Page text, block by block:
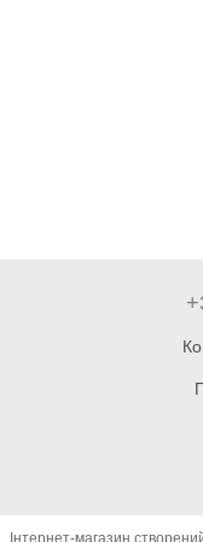
Інтернет-магазин